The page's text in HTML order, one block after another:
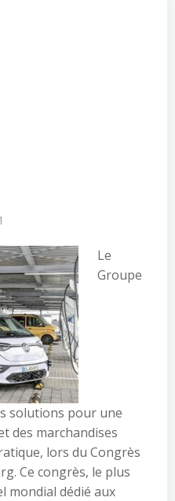
Le
Groupe
solutions pour une
des marchandises
lors du Congrès
Ce congrès, le plus
mondial dédié aux